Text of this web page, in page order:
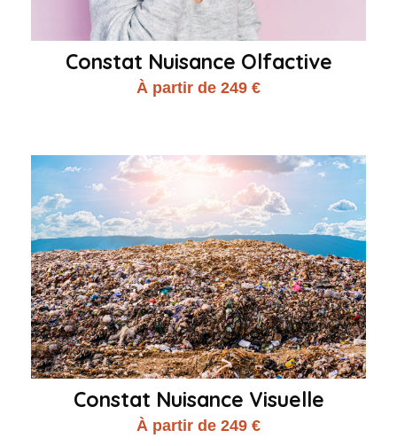
Constat Nuisance Olfactive
À partir de 249 €
Constat Nuisance Visuelle
À partir de 249 €